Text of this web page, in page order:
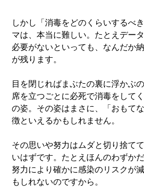
しかし「消毒をどのくらいするべ
マは、本当に難しい。たとえデー
必要がないといっても、なんだか
が残ります。
目を閉じればまぶたの裏に浮かぶ
席を立つごとに必死で消毒をして
の姿。その姿はまさに、「おもて
徴といえるかもしれません。
その思いや努力はムダと切り捨て
いはずです。たとえほんのわずか
努力により確かに感染のリスクが
もしれないのですから。